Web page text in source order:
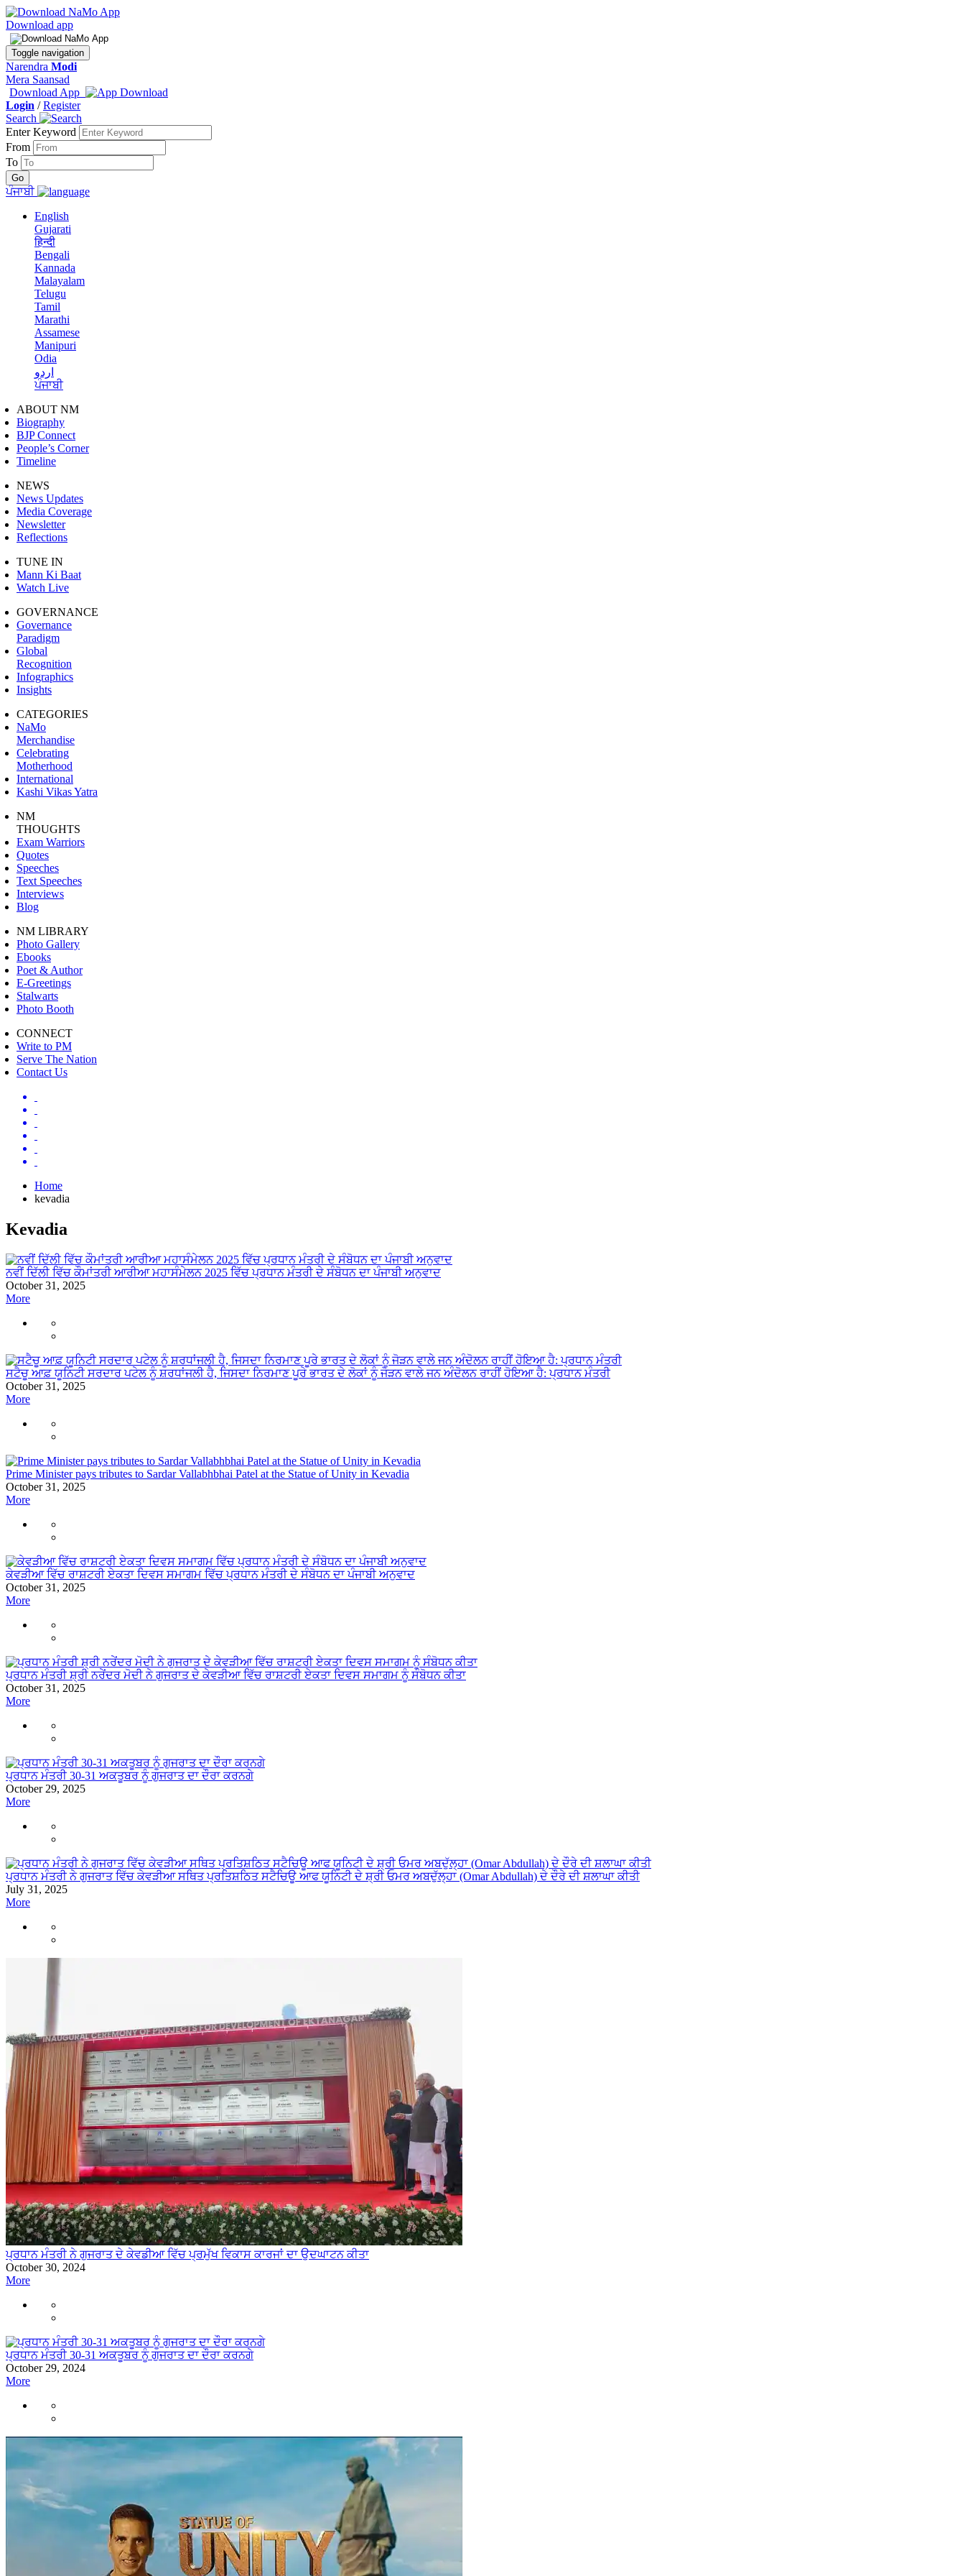
Download app
Toggle navigation
Narendra Modi
Mera Saansad
Download App
Login /Register
Search
Enter Keyword
From
To
ਪੰਜਾਬੀ
English
Gujarati
हिन्दी
Bengali
Kannada
Malayalam
Telugu
Tamil
Marathi
Assamese
Manipuri
Odia
اردو
ਪੰਜਾਬੀ
ABOUT NM
Biography
BJP Connect
People’s Corner
Timeline
NEWS
News Updates
Media Coverage
Newsletter
Reflections
TUNE IN
Mann Ki Baat
Watch Live
GOVERNANCE
Governance
Paradigm
Global
Recognition
Infographics
Insights
CATEGORIES
NaMo
Merchandise
Celebrating
Motherhood
International
Kashi Vikas Yatra
NM
THOUGHTS
Exam Warriors
Quotes
Speeches
Text Speeches
Interviews
Blog
NM LIBRARY
Photo Gallery
Ebooks
Poet & Author
E-Greetings
Stalwarts
Photo Booth
CONNECT
Write to PM
Serve The Nation
Contact Us
Home
kevadia
Kevadia
ਨਵੀਂ ਦਿੱਲੀ ਵਿੱਚ ਕੌਮਾਂਤਰੀ ਆਰੀਆ ਮਹਾਸੰਮੇਲਨ 2025 ਵਿੱਚ ਪ੍ਰਧਾਨ ਮੰਤਰੀ ਦੇ ਸੰਬੋਧਨ ਦਾ ਪੰਜਾਬੀ ਅਨੁਵਾਦ
October 31, 2025
More
ਸਟੈਚੂ ਆਫ਼ ਯੂਨਿਟੀ ਸਰਦਾਰ ਪਟੇਲ ਨੂੰ ਸ਼ਰਧਾਂਜਲੀ ਹੈ, ਜਿਸਦਾ ਨਿਰਮਾਣ ਪੂਰੇ ਭਾਰਤ ਦੇ ਲੋਕਾਂ ਨੂੰ ਜੋੜਨ ਵਾਲੇ ਜਨ ਅੰਦੋਲਨ ਰਾਹੀਂ ਹੋਇਆ ਹੈ: ਪ੍ਰਧਾਨ ਮੰਤਰੀ
October 31, 2025
More
Prime Minister pays tributes to Sardar Vallabhbhai Patel at the Statue of Unity in Kevadia
October 31, 2025
More
ਕੇਵੜੀਆ ਵਿੱਚ ਰਾਸ਼ਟਰੀ ਏਕਤਾ ਦਿਵਸ ਸਮਾਗਮ ਵਿੱਚ ਪ੍ਰਧਾਨ ਮੰਤਰੀ ਦੇ ਸੰਬੋਧਨ ਦਾ ਪੰਜਾਬੀ ਅਨੁਵਾਦ
October 31, 2025
More
ਪ੍ਰਧਾਨ ਮੰਤਰੀ ਸ਼੍ਰੀ ਨਰੇਂਦਰ ਮੋਦੀ ਨੇ ਗੁਜਰਾਤ ਦੇ ਕੇਵੜੀਆ ਵਿੱਚ ਰਾਸ਼ਟਰੀ ਏਕਤਾ ਦਿਵਸ ਸਮਾਗਮ ਨੂੰ ਸੰਬੋਧਨ ਕੀਤਾ
October 31, 2025
More
ਪ੍ਰਧਾਨ ਮੰਤਰੀ 30-31 ਅਕਤੂਬਰ ਨੂੰ ਗੁਜਰਾਤ ਦਾ ਦੌਰਾ ਕਰਨਗੇ
October 29, 2025
More
ਪ੍ਰਧਾਨ ਮੰਤਰੀ ਨੇ ਗੁਜਰਾਤ ਵਿੱਚ ਕੇਵੜੀਆ ਸਥਿਤ ਪ੍ਰਤਿਸ਼ਠਿਤ ਸਟੈਚਿਊ ਆਫ ਯੂਨਿਟੀ ਦੇ ਸ਼੍ਰੀ ਓਮਰ ਅਬਦੁੱਲ੍ਹਾ (Omar Abdullah) ਦੇ ਦੌਰੇ ਦੀ ਸ਼ਲਾਘਾ ਕੀਤੀ
July 31, 2025
More
ਪ੍ਰਧਾਨ ਮੰਤਰੀ ਨੇ ਗੁਜਰਾਤ ਦੇ ਕੇਵਡੀਆ ਵਿੱਚ ਪ੍ਰਮੁੱਖ ਵਿਕਾਸ ਕਾਰਜਾਂ ਦਾ ਉਦਘਾਟਨ ਕੀਤਾ
October 30, 2024
More
ਪ੍ਰਧਾਨ ਮੰਤਰੀ 30-31 ਅਕਤੂਬਰ ਨੂੰ ਗੁਜਰਾਤ ਦਾ ਦੌਰਾ ਕਰਨਗੇ
October 29, 2024
More